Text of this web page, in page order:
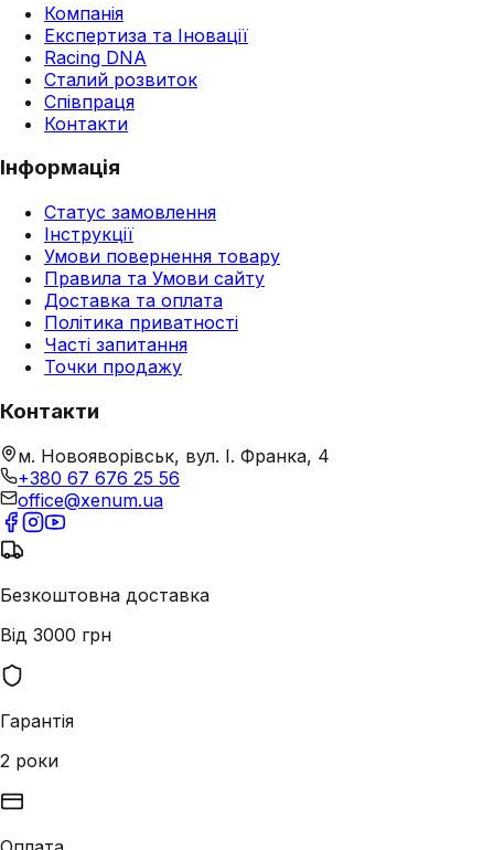
Компанія
Експертиза та Іновації
Racing DNA
Сталий розвиток
Співпраця
Контакти
Інформація
Статус замовлення
Інструкції
Умови повернення товару
Правила та Умови сайту
Доставка та оплата
Політика приватності
Часті запитання
Точки продажу
Контакти
м. Новояворівськ, вул. І. Франка, 4
+380 67 676 25 56
office@xenum.ua
Безкоштовна доставка
Від 3000 грн
Гарантія
2 роки